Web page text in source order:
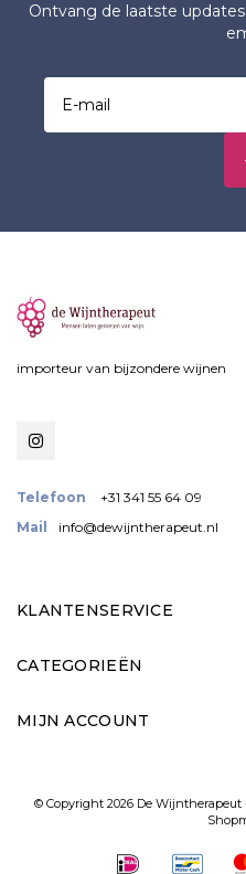
Ontvang de laatste
importeur van bijzondere wijnen
Telefoon
+31 341 55 64 09
Mail
info@dewijntherapeut.nl
KLANTENSERVICE
CATEGORIEËN
MIJN ACCOUNT
© Copyright 2026 De Wijntherapeut